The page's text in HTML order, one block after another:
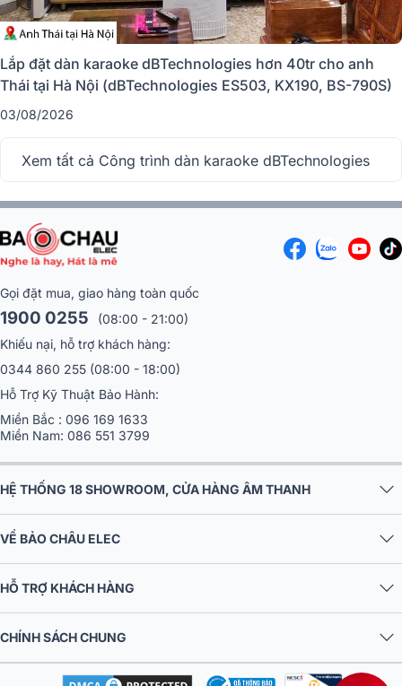
Lắp đặt dàn karaoke dBTechnologies hơn 40tr cho anh
Thái tại Hà Nội (dBTechnologies ES503, KX190, BS-790S)
03/08/2026
Xem tất cả Công trình dàn karaoke dBTechnologies
Gọi đặt mua, giao hàng toàn quốc
1900 0255
(08:00 - 21:00)
Khiếu nại, hỗ trợ khách hàng:
0344 860 255 (08:00 - 18:00)
Hỗ Trợ Kỹ Thuật Bảo Hành:
Miền Bắc : 096 169 1633
Miền Nam: 086 551 3799
HỆ THỐNG 18 SHOWROOM, CỬA HÀNG ÂM THANH
VỀ BẢO CHÂU ELEC
HỖ TRỢ KHÁCH HÀNG
CHÍNH SÁCH CHUNG